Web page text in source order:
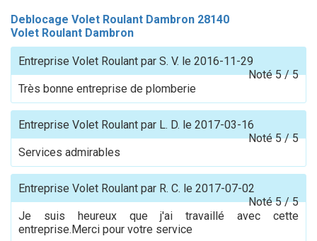
Deblocage Volet Roulant Dambron 28140
Volet Roulant Dambron
Entreprise Volet Roulant par S. V. le 2016-11-29
Noté5/5
Très bonne entreprise de plomberie
Entreprise Volet Roulant par L. D. le 2017-03-16
Noté5/5
Services admirables
Entreprise Volet Roulant par R. C. le 2017-07-02
Noté5/5
Je suis heureux que j'ai travaillé avec cette
entreprise.Merci pour votre service